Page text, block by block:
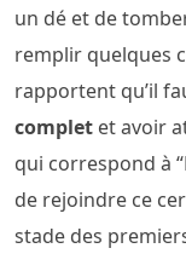
un dé et de
remplir quelques
rapportent qu’il
complet et avoir
qui correspond à
de rejoindre ce
stade des